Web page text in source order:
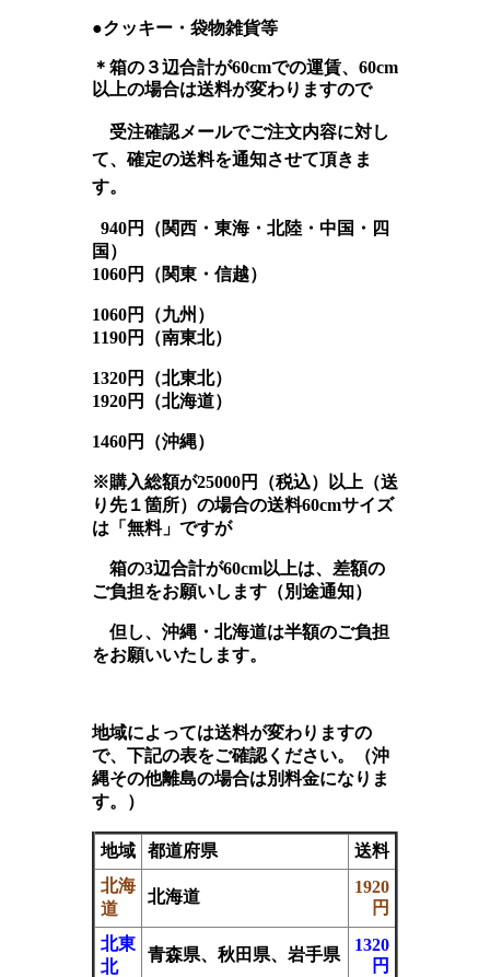
●クッキー・ 袋物雑貨等
＊箱の３辺合計が60cmでの運賃、60cm
以上の場合は送料が変わりますので
受注確認メールでご注文内容に対し
て、確定の送料を通知させて頂きま
す。
940円（関西 ・東海・北陸・ 中国・四
国 ）
1060円（関東・ 信越）
1060円 （九州 ）
1190円 （南東北）
1320円
（北東北）
1920円 （北海道）
1460円（沖縄）
※購入総額が25000円（税込）以上（送
り先１箇所）の場合の送料60cmサイズ
は「無料」ですが
箱の3辺合計が60cm以上は、差額の
ご負担をお願いします（別途通知）
但し、沖縄・北海道は半額のご負担
をお願いいたします。
地域によっては送料が変わりますの
で、下記の表をご確認ください。（沖
縄その他離島の場合は別料金になりま
す。）
地域 都道府県
送料
北海
道
北海道
1920
円
北東
北
青森県、秋田県、岩手県
1320
円